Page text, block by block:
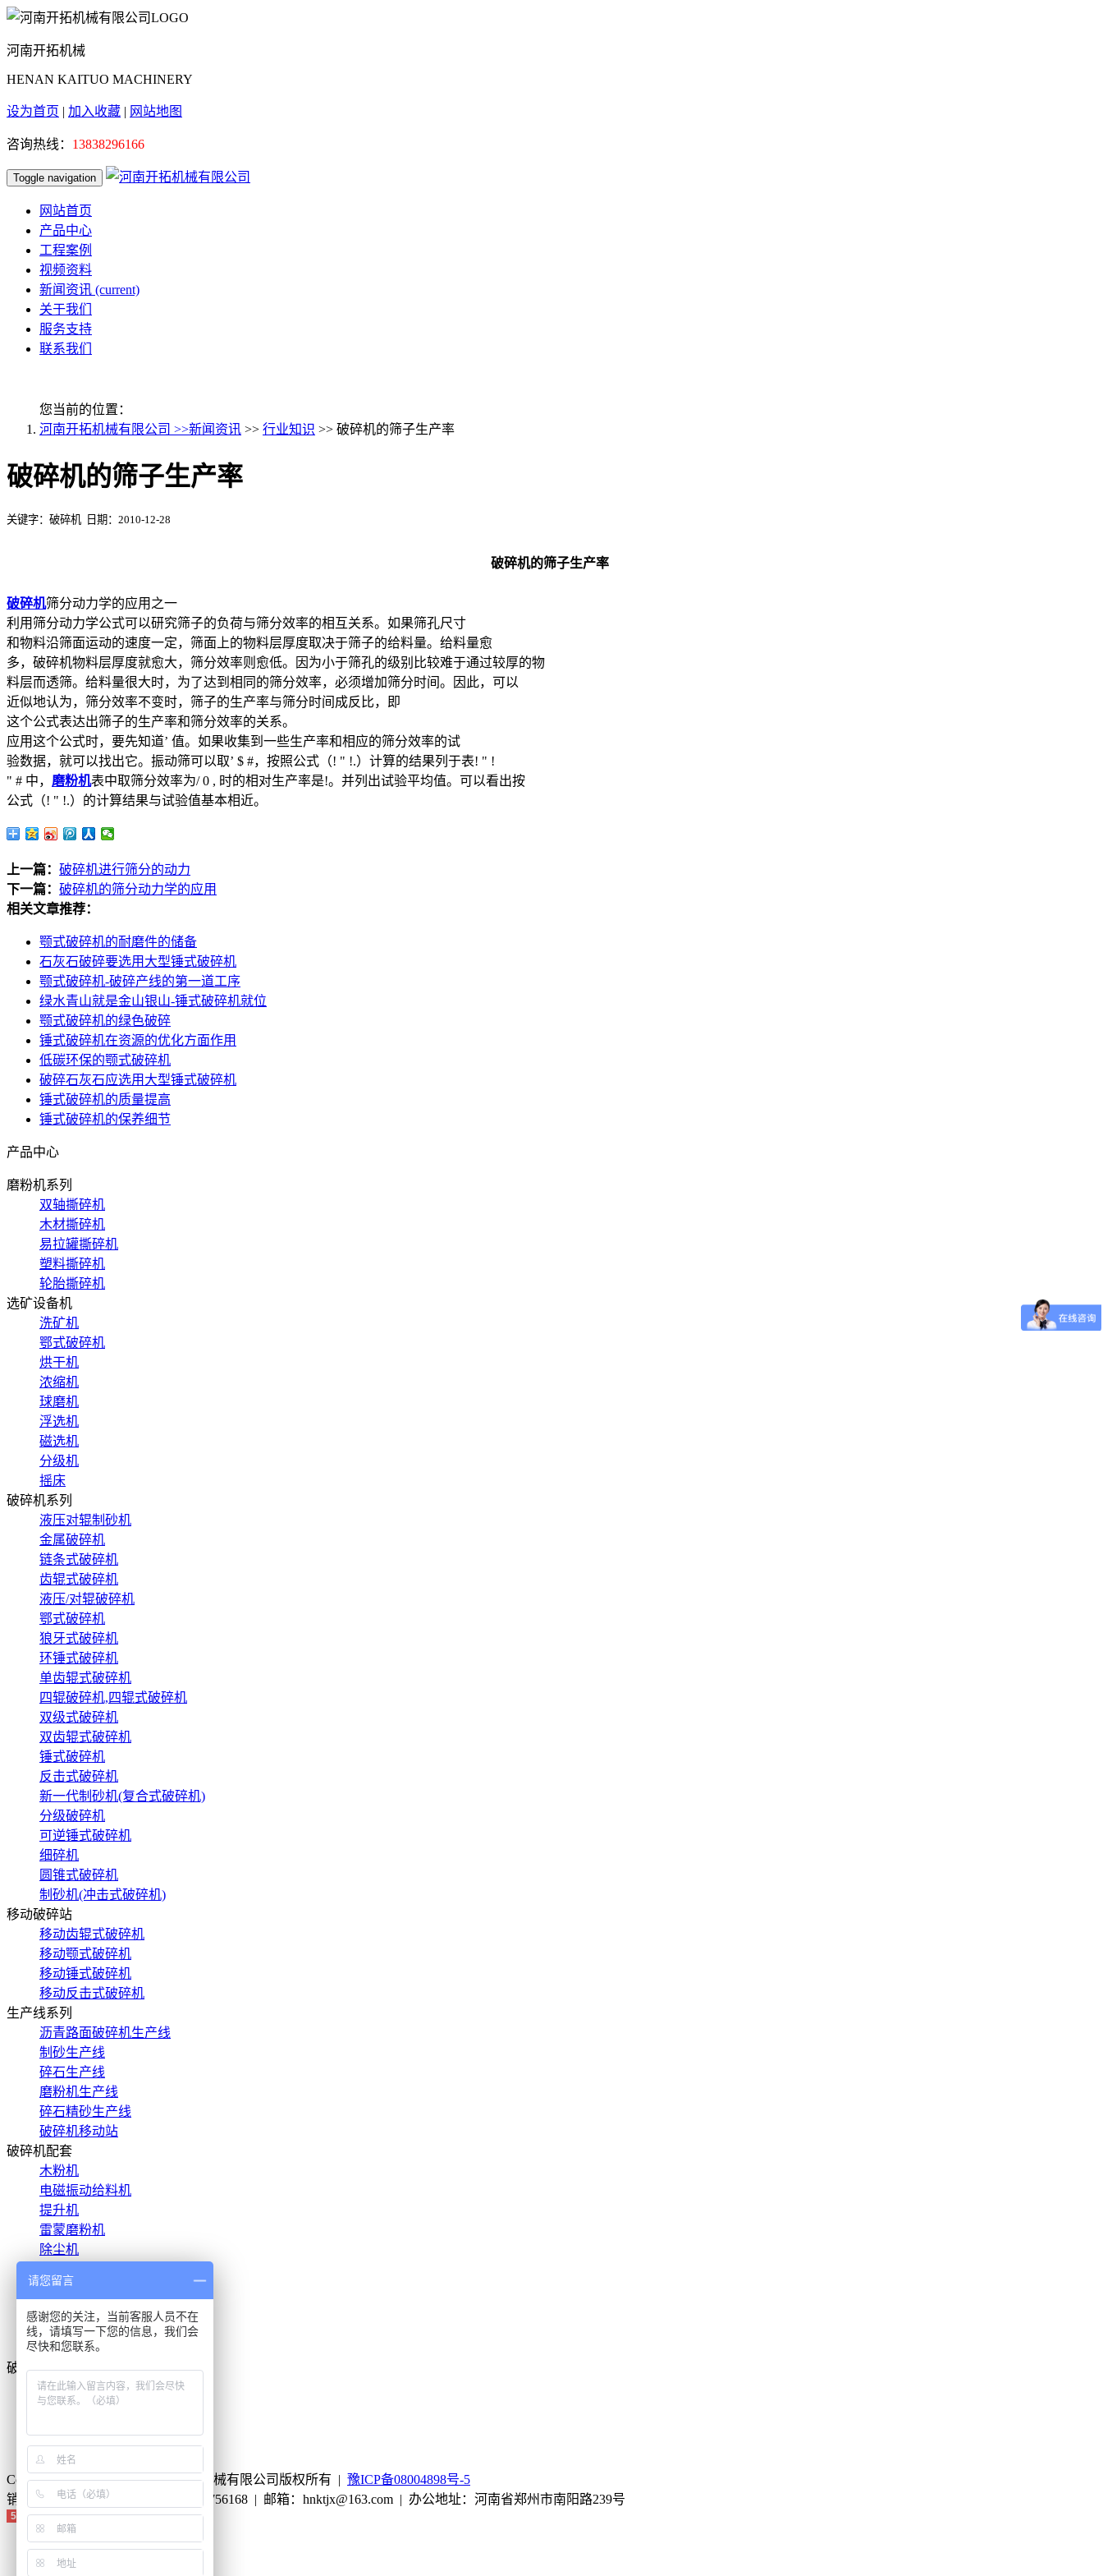
河南开拓机械
HENAN KAITUO MACHINERY
设为首页 | 加入收藏 | 网站地图
咨询热线： 13838296166
Toggle navigation
网站首页
产品中心
工程案例
视频资料
新闻资讯 (current)
关于我们
服务支持
联系我们
您当前的位置：
河南开拓机械有限公司 >>新闻资讯 >> 行业知识 >> 破碎机的筛子生产率
破碎机的筛子生产率
关键字：破碎机 日期：2010-12-28
破碎机的筛子生产率
破碎机筛分动力学的应用之一
利用筛分动力学公式可以研究筛子的负荷与筛分效率的相互关系。如果筛孔尺寸
和物料沿筛面运动的速度一定，筛面上的物料层厚度取决于筛子的给料量。给料量愈
多，破碎机物料层厚度就愈大，筛分效率则愈低。因为小于筛孔的级别比较难于通过较厚的物
料层而透筛。给料量很大时，为了达到相同的筛分效率，必须增加筛分时间。因此，可以
近似地认为，筛分效率不变时，筛子的生产率与筛分时间成反比，即
这个公式表达出筛子的生产率和筛分效率的关系。
应用这个公式时，要先知道’ 值。如果收集到一些生产率和相应的筛分效率的试
验数据，就可以找出它。振动筛可以取’ $ #，按照公式（! " !.）计算的结果列于表! " !
" # 中， 磨粉机表中取筛分效率为/ 0 , 时的相对生产率是!。并列出试验平均值。可以看出按
公式（! " !.）的计算结果与试验值基本相近。
上一篇： 破碎机进行筛分的动力
下一篇： 破碎机的筛分动力学的应用
相关文章推荐：
颚式破碎机的耐磨件的储备
石灰石破碎要选用大型锤式破碎机
颚式破碎机-破碎产线的第一道工序
绿水青山就是金山银山-锤式破碎机就位
颚式破碎机的绿色破碎
锤式破碎机在资源的优化方面作用
低碳环保的颚式破碎机
破碎石灰石应选用大型锤式破碎机
锤式破碎机的质量提高
锤式破碎机的保养细节
产品中心
磨粉机系列
双轴撕碎机
木材撕碎机
易拉罐撕碎机
塑料撕碎机
轮胎撕碎机
选矿设备机
洗矿机
鄂式破碎机
烘干机
浓缩机
球磨机
浮选机
磁选机
分级机
摇床
破碎机系列
液压对辊制砂机
金属破碎机
链条式破碎机
齿辊式破碎机
液压/对辊破碎机
鄂式破碎机
狼牙式破碎机
环锤式破碎机
单齿辊式破碎机
四辊破碎机,四辊式破碎机
双级式破碎机
双齿辊式破碎机
锤式破碎机
反击式破碎机
新一代制砂机(复合式破碎机)
分级破碎机
可逆锤式破碎机
细碎机
圆锥式破碎机
制砂机(冲击式破碎机)
移动破碎站
移动齿辊式破碎机
移动颚式破碎机
移动锤式破碎机
移动反击式破碎机
生产线系列
沥青路面破碎机生产线
制砂生产线
碎石生产线
磨粉机生产线
碎石精砂生产线
破碎机移动站
破碎机配套
木粉机
电磁振动给料机
提升机
雷蒙磨粉机
除尘机
洗砂机
振动给料机
圆振动筛
皮带输送机
破碎机配件
鄂式破碎机鄂板
电磁振动给料机控制器
齿辊式破碎机齿板
Copyright © 2006-2016 | 河南开拓机械有限公司版权所有 | 豫ICP备08004898号-5
销售热线：0371-63752208 / 0371-63756168 | 邮箱：hnktjx@163.com | 办公地址：河南省郑州市南阳路239号
51La
首页
产品
请您留言
感谢您的关注，当前客服人员不在
线，请填写一下您的信息，我们会
尽快和您联系。